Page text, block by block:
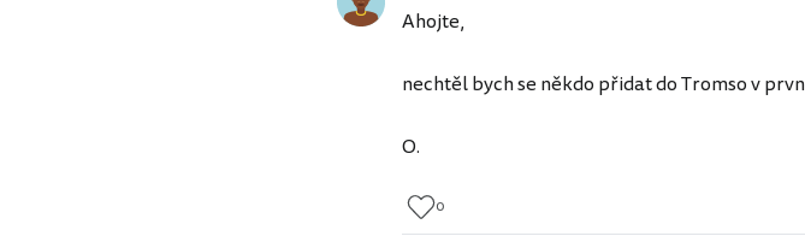
Ahojte,
nechtěl bych se někdo přidat do Tromso v
O.
0